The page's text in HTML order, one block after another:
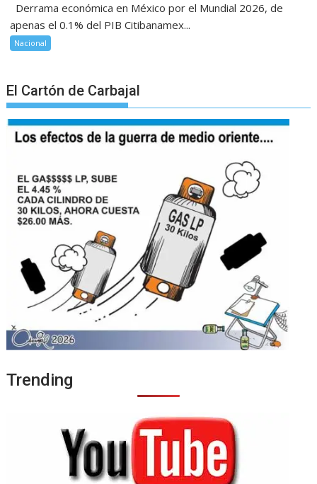
Derrama económica en México por el Mundial 2026, de
apenas el 0.1% del PIB Citibanamex...
Nacional
El Cartón de Carbajal
Trending